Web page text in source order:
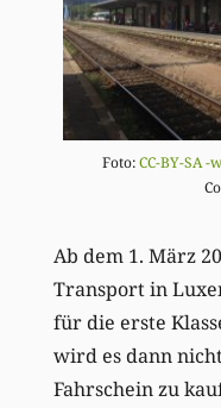
Foto:CC-BY-SA-
Ab dem 1. März
Transport in
für die erste
wird es dann
Fahrschein zu